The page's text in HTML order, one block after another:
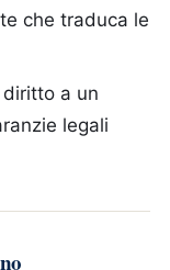
che traduca le
diritto a un
legali